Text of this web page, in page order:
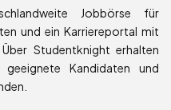
Jobbörse für
und ein Karriereportal mit
Studentknight erhalten
Kandidaten und